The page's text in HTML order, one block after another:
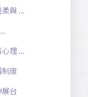
與 ...
理 ...
度
展台